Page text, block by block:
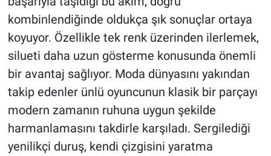
kombinlendiğinde oldukça şık sonuçlar ortaya
koyuyor. Özellikle tek renk üzerinden ilerlemek,
silueti daha uzun gösterme konusunda önemli
bir avantaj sağlıyor. Moda dünyasını yakından
takip edenler ünlü oyuncunun klasik bir parçayı
modern zamanın ruhuna uygun şekilde
harmanlamasını takdirle karşıladı. Sergilediği
yenilikçi duruş, kendi çizgisini yaratma